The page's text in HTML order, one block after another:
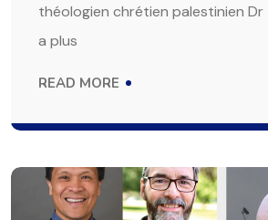
théologien chrétien palestinien Dr
a plus
READ MORE